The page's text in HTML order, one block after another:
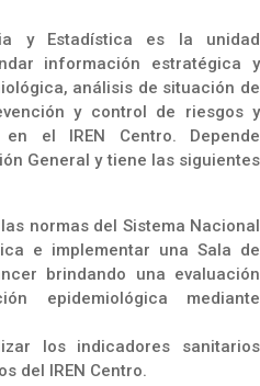
y Estadística es la unidad
información estratégica y
análisis de situación de
y control de riesgos y
en el IREN Centro. Depende
General y tiene las siguientes
normas del Sistema Nacional
e implementar una Sala de
brindando una evaluación
epidemiológica mediante
los indicadores sanitarios
del IREN Centro.